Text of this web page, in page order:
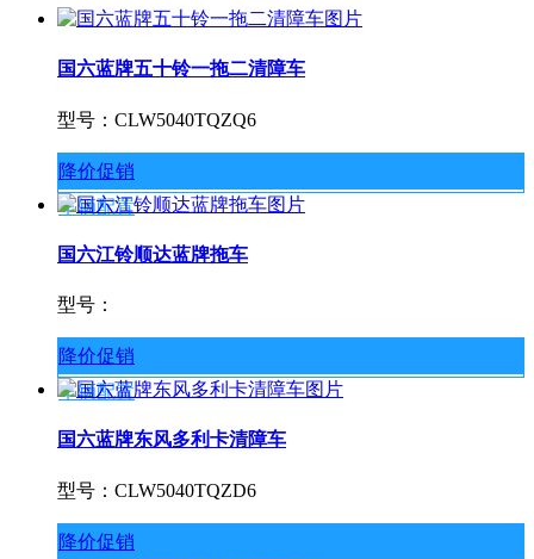
国六蓝牌五十铃一拖二清障车
型号：CLW5040TQZQ6
降价促销
车辆配置
国六江铃顺达蓝牌拖车
型号：
降价促销
车辆配置
国六蓝牌东风多利卡清障车
型号：CLW5040TQZD6
降价促销